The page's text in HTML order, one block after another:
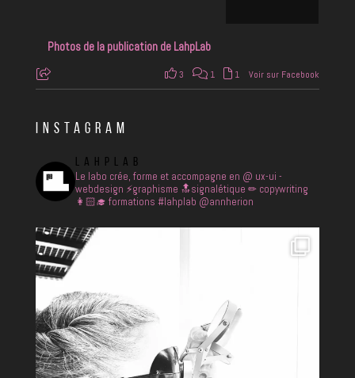
Photos de la publication de LahpLab
3 1 1 Voir sur Facebook
INSTAGRAM
LAHPLAB
Le labo crée, forme et accompagne en @ ux-ui -
webdesign ⚡️graphisme 🔝signalétique ✏ copywriting
👩🏻‍🎓 formations #lahplab @annherion